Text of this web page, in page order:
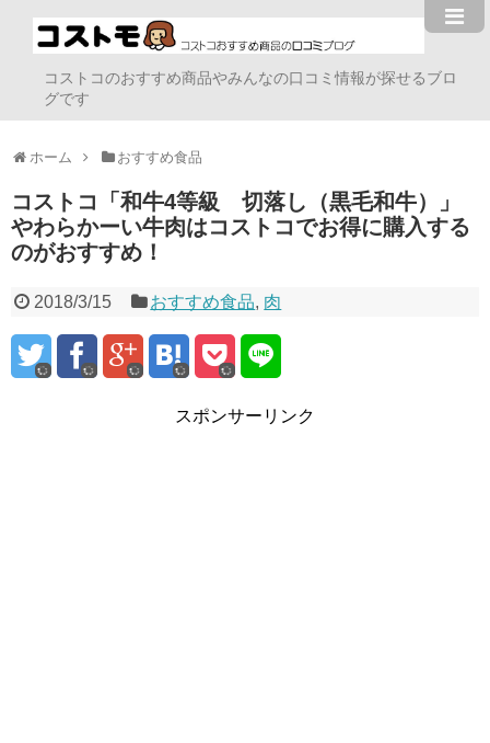
コストコのおすすめ商品やみんなの口コミ情報が探せるブロ
グです
ホーム おすすめ食品
コストコ「和牛4等級 切落し（黒毛和牛）」
やわらかーい牛肉はコストコでお得に購入する
のがおすすめ！
2018/3/15 おすすめ食品, 肉
スポンサーリンク